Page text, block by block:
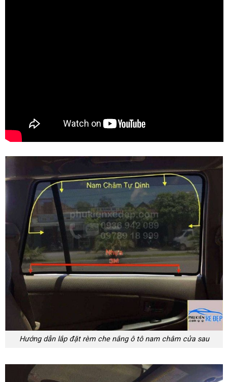
Hướng dẫn lắp đặt rèm che nắng ô tô nam châm cửa sau